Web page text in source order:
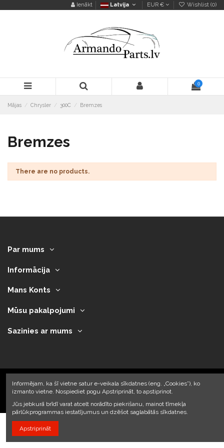
Ienākt Latvija EUR € Wishlist (0)
0
Mājas Chrysler 300C Bremzes
Bremzes
There are no products.
Par mums
Informācija
Mans Konts
Mūsu pakalpojumi
Sazinies ar mums
Informējam, ka šī vietne satur e-veikala sīkdatnes (eng. „Cookies”), ko
izmanto vietne. Nospiediet pogu Apstriprināt, to apstiprinot.
Jūs jebkurā brīdī varat atcelt norādīto piekrišanu, mainot tīmekļa
pārlūkprogrammas iestatījumus un dzēšot saglabātās sīkdatnes.
Apstriprināt